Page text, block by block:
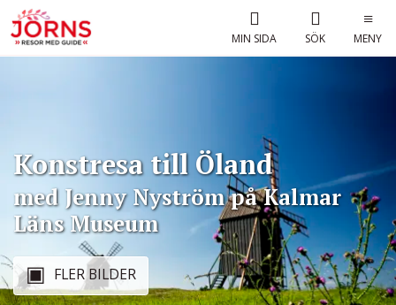
MIN SIDA SÖK MENY
Konstresa till Öland
med Jenny Nyström på Kalmar
Läns Museum
FLER BILDER